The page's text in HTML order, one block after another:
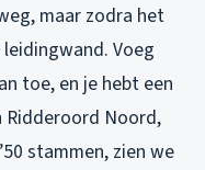
maar zodra het
Voeg
toe, en je hebt een
Noord,
stammen, zien we